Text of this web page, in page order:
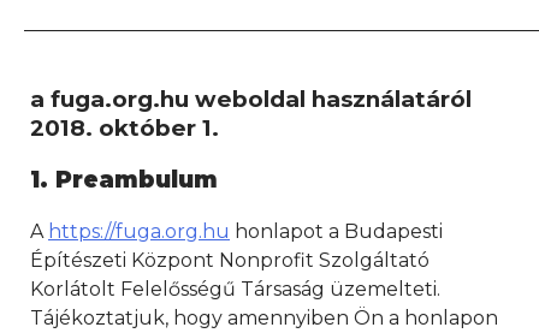
a fuga.org.hu weboldal használatáról
2018. október 1.
1. Preambulum
A https://fuga.org.hu honlapot a Budapesti
Építészeti Központ Nonprofit Szolgáltató
Korlátolt Felelősségű Társaság üzemelteti.
Tájékoztatjuk, hogy amennyiben Ön a honlapon